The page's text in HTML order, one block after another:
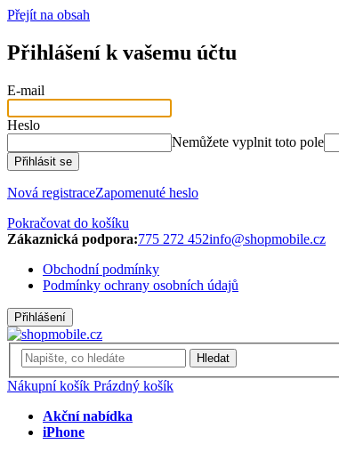
Přejít na obsah
Přihlášení k vašemu účtu
E-mail
Heslo
Nemůžete vyplnit toto pole
Přihlásit se
Nová registraceZapomenuté heslo
Pokračovat do košíku
Zákaznická podpora:775 272 452info@shopmobile.cz
Obchodní podmínky
Podmínky ochrany osobních údajů
Přihlášení
Hledat
Nákupní košík Prázdný košík
Akční nabídka
iPhone